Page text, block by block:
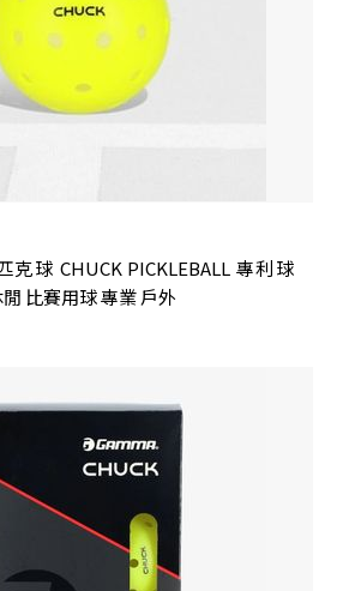
克球 CHUCK PICKLEBALL 專利球
比賽用球 專業 戶外